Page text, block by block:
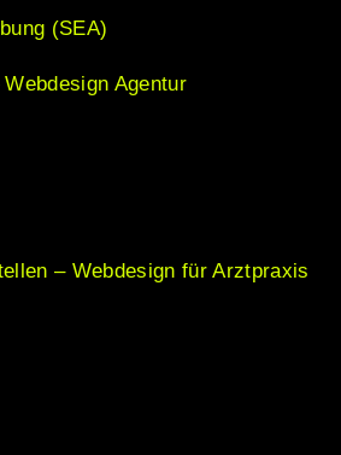
(SEA)
Agentur
– Webdesign für Arztpraxis